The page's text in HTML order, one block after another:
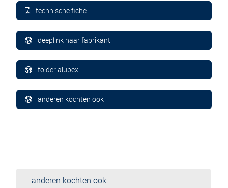
technische fiche
deeplink naar fabrikant
folder alupex
anderen kochten ook
anderen kochten ook